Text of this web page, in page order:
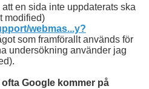
en sida inte uppdaterats ska
modified)
webmas...y?
som framförallt används för
undersökning använder jag
Google kommer på